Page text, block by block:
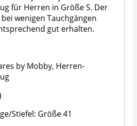
für Herren in Größe S. Der
wenigen Tauchgängen
gut erhalten.
by Mobby, Herren-
Stiefel: Größe 41